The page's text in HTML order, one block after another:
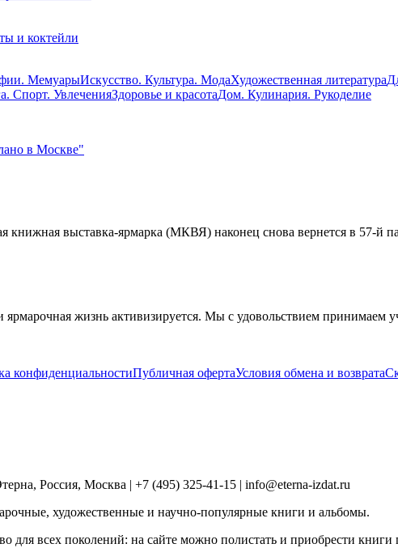
и коктейли
МемуарыИскусство. Культура. МодаХудожественная литература
Спорт. УвлеченияЗдоровье и красотаДом. Кулинария. Рукоделие
в Москве"
книжная выставка-ярмарка (МКВЯ) наконец снова вернется в 57-
ярмарочная жизнь активизируется. Мы с удовольствием
конфиденциальностиПубличная офертаУсловия обмена и возврата
Россия, Москва | +7 (495) 325-41-15 | info@eterna-izdat.ru
художественные и научно-популярные книги и альбомы.
для всех поколений: на сайте можно полистать и приобрести